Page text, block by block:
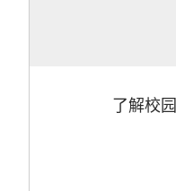
了解校